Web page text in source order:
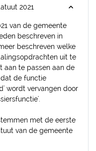
2021
van de gemeente
beschreven in
beschreven welke
uit te
aan te passen aan de
de functie
wordt vervangen door
met de eerste
van de gemeente